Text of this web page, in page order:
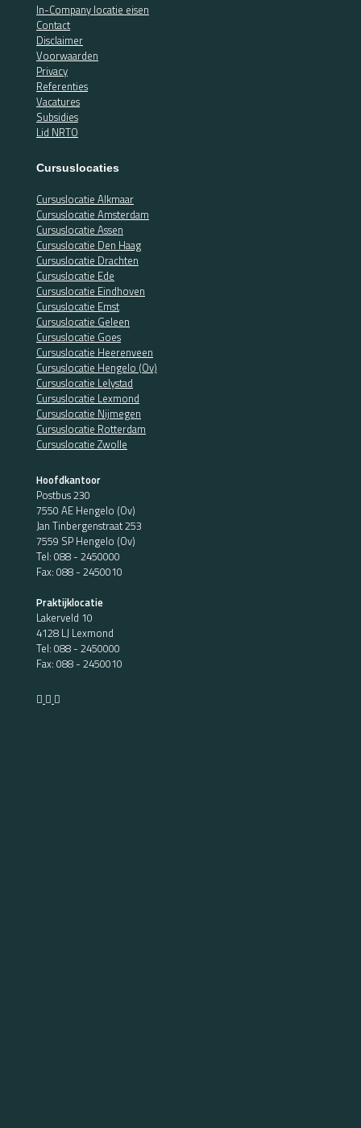
In-Company locatie eisen
Contact
Disclaimer
Voorwaarden
Privacy
Referenties
Vacatures
Subsidies
Lid NRTO
Cursuslocaties
Cursuslocatie Alkmaar
Cursuslocatie Amsterdam
Cursuslocatie Assen
Cursuslocatie Den Haag
Cursuslocatie Drachten
Cursuslocatie Ede
Cursuslocatie Eindhoven
Cursuslocatie Emst
Cursuslocatie Geleen
Cursuslocatie Goes
Cursuslocatie Heerenveen
Cursuslocatie Hengelo (Ov)
Cursuslocatie Lelystad
Cursuslocatie Lexmond
Cursuslocatie Nijmegen
Cursuslocatie Rotterdam
Cursuslocatie Zwolle
Hoofdkantoor
Postbus 230
7550 AE Hengelo (Ov)
Jan Tinbergenstraat 253
7559 SP Hengelo (Ov)
Tel: 088 - 2450000
Fax: 088 - 2450010
Praktijklocatie
Lakerveld 10
4128 LJ Lexmond
Tel: 088 - 2450000
Fax: 088 - 2450010